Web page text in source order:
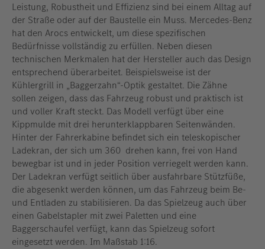
Leistung, Robustheit und Effizienz sind bei einem Alltag auf
der Straße oder auf der Baustelle ein Muss. Mercedes-Benz
hat den Arocs entwickelt, um diese spezifischen
Bedürfnisse vollständig zu erfüllen. Neben diesen
technischen Merkmalen hat der Hersteller auch das Design
entsprechend überarbeitet. Beispielsweise ist der
Kühlergrill in „Baggerzahn“-Optik gestaltet. Die Zähne
sollen zeigen, dass das Fahrzeug robust und praktisch ist
und voller Kraft steckt. Das Modell verfügt über eine
Kippmulde mit drei herunterklappbaren Seitenwänden.
Hinter der Fahrerkabine befindet sich ein teleskopischer
Ladekran, der sich um 360 drehen kann, frei von Hand
bewegbar ist und in jeder Position verriegelt werden kann.
Der Ladekran verfügt seitlich über ausfahrbare Stützfüße,
die abgesenkt werden können, um das Fahrzeug beim Be-
und Entladen zu stabilisieren. Da das Spielzeug auch über
einen Gabelstapler mit zwei Paletten und eine
Baggerschaufel verfügt, kann das Spielzeug sofort
eingesetzt werden. Im Maßstab 1:16.